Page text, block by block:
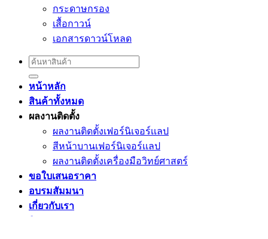
กระดาษกรอง
เสื้อกาวน์
เอกสารดาวน์โหลด
Search
for:
หน้าหลัก
สินค้าทั้งหมด
ผลงานติดตั้ง
ผลงานติดตั้งเฟอร์นิเจอร์เเลป
สีหน้าบานเฟอร์นิเจอร์เเลป
ผลงานติดตั้งเครื่องมือวิทย์ศาสตร์
ขอใบเสนอราคา
อบรมสัมมนา
เกี่ยวกับเรา